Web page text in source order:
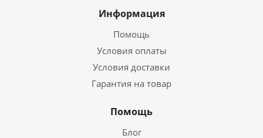
Информация
Помощь
Условия оплаты
Условия доставки
Гарантия на товар
Помощь
Блог